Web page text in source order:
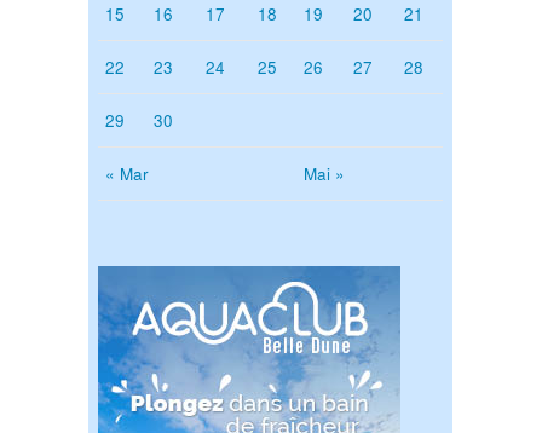
« Mar Mai »
15 16 17 18 19 20 21
22 23 24 25 26 27 28
29 30